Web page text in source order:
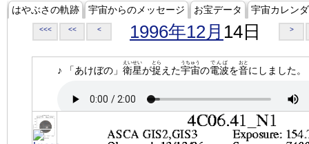
はやぶさの軌跡 宇宙からのメッセージ お宝データ 宇宙カレン
<<< << < 1996年12月 14日 >
♪ 「あけぼの」 衛星
えいせい
が捉
とら
えた宇宙
うちゅう
の電波
でんぱ
を音
おと
にしました。